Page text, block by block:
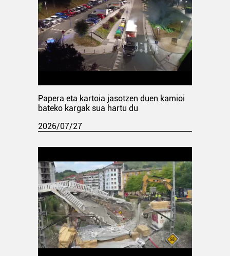
Papera eta kartoia jasotzen duen kamioi
bateko kargak sua hartu du
2026/07/27